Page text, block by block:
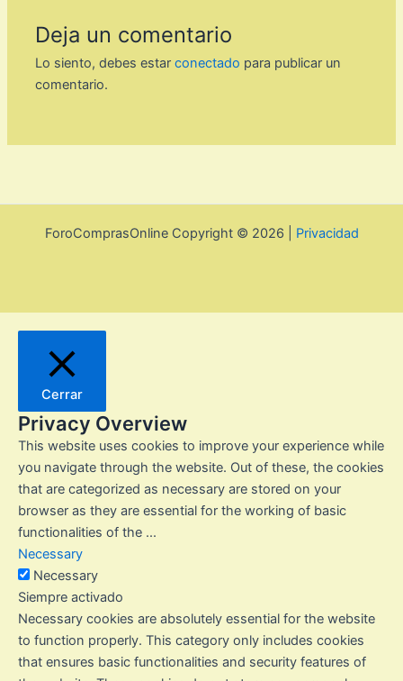
Deja un comentario
Lo siento, debes estarconectado para publicar un
comentario.
ForoComprasOnline Copyright © 2026 | Privacidad
Cerrar
Privacy Overview
This website uses cookies to improve your experience while
you navigate through the website. Out of these, the cookies
that are categorized as necessary are stored on your
browser as they are essential for the working of basic
functionalities of the ...
Necessary
Necessary
Siempre activado
Necessary cookies are absolutely essential for the website
to function properly. This category only includes cookies
that ensures basic functionalities and security features of